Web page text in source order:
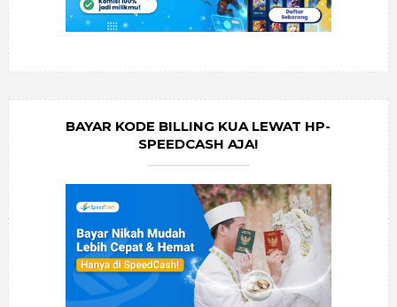
BAYAR KODE BILLING KUA LEWAT HP-
SPEEDCASH AJA!